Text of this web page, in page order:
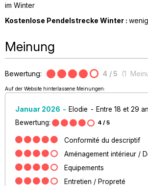
im Winter
Kostenlose Pendelstrecke Winter :
Meinung
Bewertung: 4 / 5 (1
Auf der Website hinterlassene Meinungen:
Januar 2026 Elodie Entre 18 et 29
Bewertung:
4 / 5
Conformité du descriptif
Aménagement intérieur /
Equipements
Entretien / Propreté